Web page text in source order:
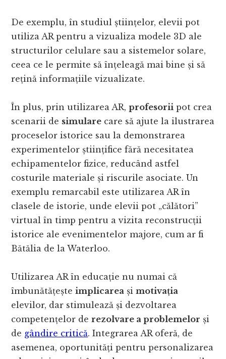
De exemplu, în studiul științelor, elevii pot
utiliza AR pentru a vizualiza modele 3D ale
structurilor celulare sau a sistemelor solare,
ceea ce le permite să înțeleagă mai bine și să
rețină informațiile vizualizate.
În plus, prin utilizarea AR,profesorii pot crea
scenarii de simulare care să ajute la ilustrarea
proceselor istorice sau la demonstrarea
experimentelor științifice fără necesitatea
echipamentelor fizice, reducând astfel
costurile materiale și riscurile asociate. Un
exemplu remarcabil este utilizarea AR în
clasele de istorie, unde elevii pot „călători”
virtual în timp pentru a vizita reconstrucții
istorice ale evenimentelor majore, cum ar fi
Bătălia de la Waterloo.
Utilizarea AR în educație nu numai că
îmbunătățeșteimplicarea șimotivația
elevilor, dar stimulează și dezvoltarea
competențelor derezolvare a problemelor și
de gândire critică. Integrarea AR oferă, de
asemenea, oportunități pentru personalizarea